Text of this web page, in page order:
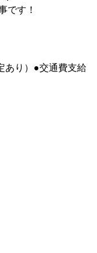
です！
り）●交通費支給